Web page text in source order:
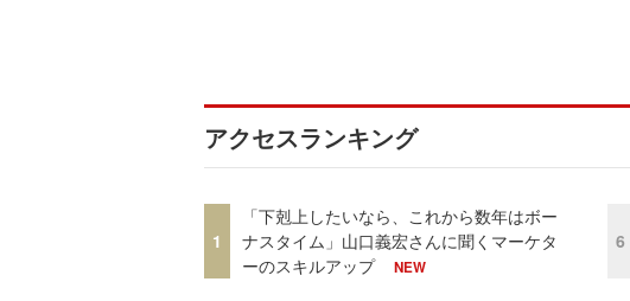
アクセスランキング
1
「下剋上したいなら、これから数年はボー
ナスタイム」山口義宏さんに聞くマーケタ
ーのスキルアップ
NEW
6